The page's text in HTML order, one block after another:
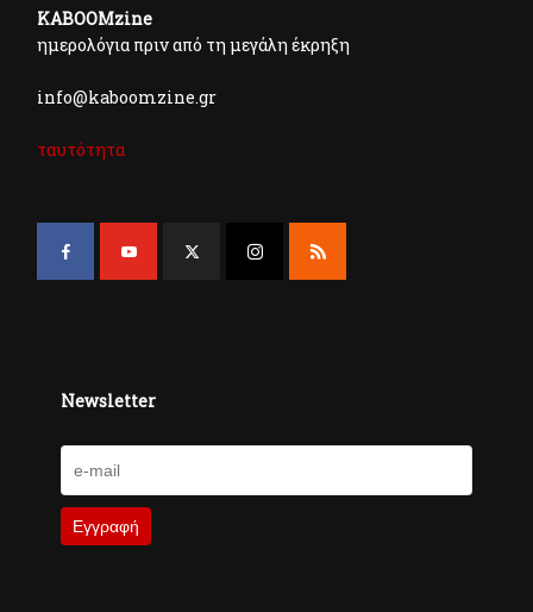
KABOOMzine
ημερολόγια πριν από τη μεγάλη έκρηξη
info@kaboomzine.gr
ταυτότητα
Newsletter